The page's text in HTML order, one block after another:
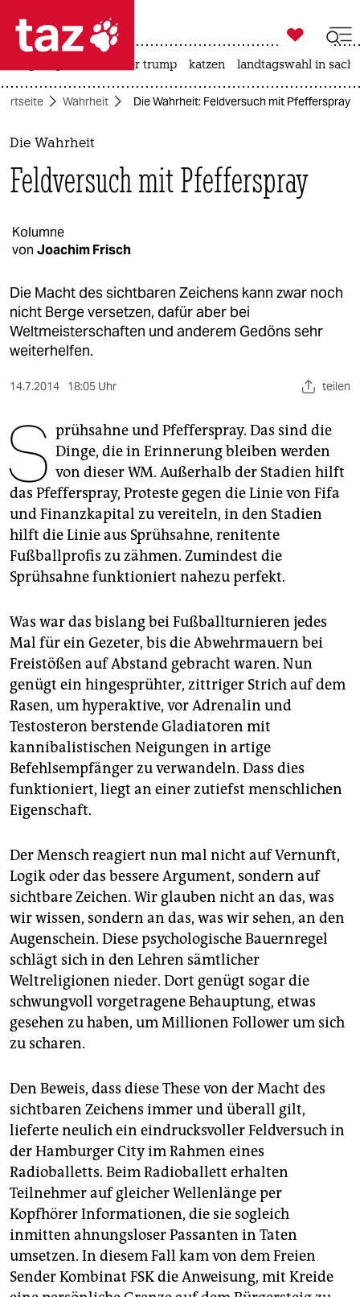
 taz zahl ich
taz zahl ich
themen
politik
gesellschaft
kultur
sport
berlin
nord
wahrheit
verlag
verlag
veranstaltungen
shop
unterstützen
abo
genossenschaft
epaper login

taz zahl ich
usa unter trump katzen landtagswahl in
Wahrheit Die Wahrheit: Feldversuch mit Pfefferspray
Die Wahrheit
Feldversuch mit Pfefferspray
Kolumne
von Joachim Frisch
Die Macht des sichtbaren Zeichens kann zwar noch
nicht Berge versetzen, dafür aber bei
Weltmeisterschaften und anderem Gedöns sehr
weiterhelfen.
14.7.2014 18:05 Uhr teilen
S prühsahne und Pfefferspray. Das sind die
Dinge, die in Erinnerung bleiben werden
von dieser WM. Außerhalb der Stadien hilft
das Pfefferspray, Proteste gegen die Linie von Fifa
und Finanzkapital zu vereiteln, in den Stadien
hilft die Linie aus Sprühsahne, renitente
Fußballprofis zu zähmen. Zumindest die
Sprühsahne funktioniert nahezu perfekt.
Was war das bislang bei Fußballturnieren jedes
Mal für ein Gezeter, bis die Abwehrmauern bei
Freistößen auf Abstand gebracht waren. Nun
genügt ein hingesprühter, zittriger Strich auf dem
Rasen, um hyperaktive, vor Adrenalin und
Testosteron berstende Gladiatoren mit
kannibalistischen Neigungen in artige
Befehlsempfänger zu verwandeln. Dass dies
funktioniert, liegt an einer zutiefst menschlichen
Eigenschaft.
Der Mensch reagiert nun mal nicht auf Vernunft,
Logik oder das bessere Argument, sondern auf
sichtbare Zeichen. Wir glauben nicht an das, was
wir wissen, sondern an das, was wir sehen, an den
Augenschein. Diese psychologische Bauernregel
schlägt sich in den Lehren sämtlicher
Weltreligionen nieder. Dort genügt sogar die
schwungvoll vorgetragene Behauptung, etwas
gesehen zu haben, um Millionen Follower um sich
zu scharen.
Den Beweis, dass diese These von der Macht des
sichtbaren Zeichens immer und überall gilt,
lieferte neulich ein eindrucksvoller Feldversuch in
der Hamburger City im Rahmen eines
Radioballetts. Beim Radioballett erhalten
Teilnehmer auf gleicher Wellenlänge per
Kopfhörer Informationen, die sie sogleich
inmitten ahnungsloser Passanten in Taten
umsetzen. In diesem Fall kam von dem Freien
Sender Kombinat FSK die Anweisung, mit Kreide